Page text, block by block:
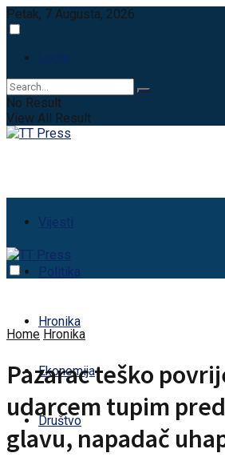
Petak, 7 Augusta, 2026
Login
No Result
View All Result
Vijesti
Politika
Hronika
Ekonomija
Društvo
Home Hronika
Pazarac teško
udarcem tupim
glavu, napadač